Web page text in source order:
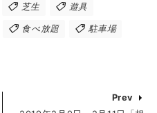
芝生 遊具
食べ放題 駐車場
Prev